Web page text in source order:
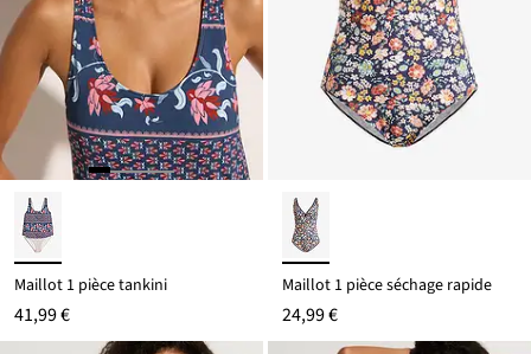
Maillot 1 pièce tankini
41,99 €
Maillot 1 pièce séchage rapide
24,99 €